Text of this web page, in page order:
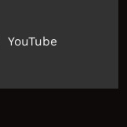
YouTube